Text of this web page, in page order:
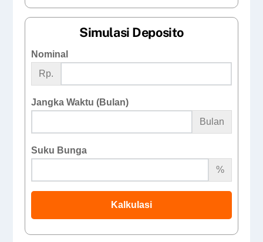
Simulasi Deposito
Nominal
Rp.
Jangka Waktu (Bulan)
Bulan
Suku Bunga
%
Kalkulasi